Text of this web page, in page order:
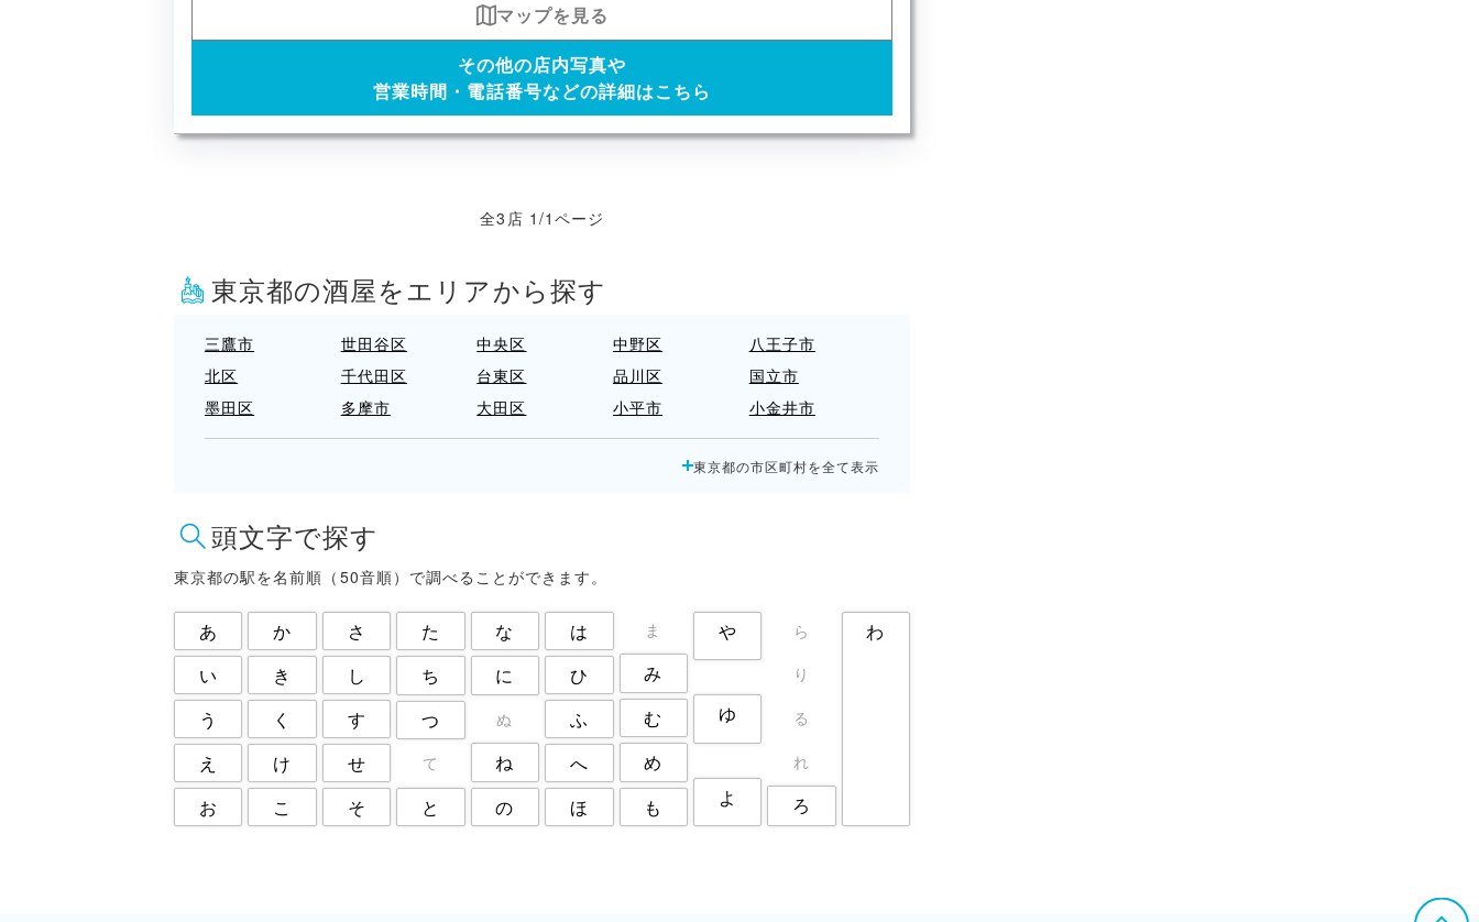
マップを見る
その他の店内写真や
営業時間・電話番号などの詳細はこちら
全3店 1/1ページ
東京都の酒屋をエリアから探す
三鷹市 世田谷区 中央区 中野区
八王子市
北区
千代田区 台東区 品川区
国立市
墨田区
多摩市 大田区 小平市
小金井市
府中市
文京区 新宿区 日野市
杉並区
江戸川区
目黒区
福生市
葛飾区
西東京市 調布市
東京都の市区町村を全て表示
頭文字で探す
東京都の駅を名前順（50音順）で調べることができます。
あ
い
う
え
お
か
き
く
け
こ
さ
し
す
せ
そ
た
ち
つ
て
と
な
に
ぬ
ね
の
は
ひ
ふ
へ
ほ
ま
み
む
め
も
や
ゆ
よ
ら
り
る
れ
ろ
わ